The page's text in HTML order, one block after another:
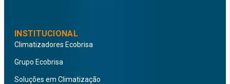
INSTITUCIONAL
Climatizadores Ecobrisa
Grupo Ecobrisa
Soluções em Climatização